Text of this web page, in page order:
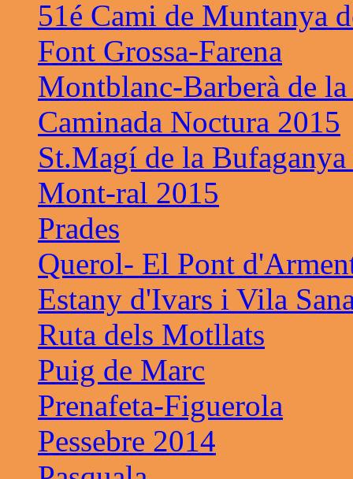
51é Cami de Muntanya
Font Grossa-Farena
Montblanc-Barberà de la
Caminada Noctura 2015
St.Magí de la
Mont-ral 2015
Prades
Querol- El Pont
Estany d'Ivars i Vila
Ruta dels Motllats
Puig de Marc
Prenafeta-Figuerola
Pessebre 2014